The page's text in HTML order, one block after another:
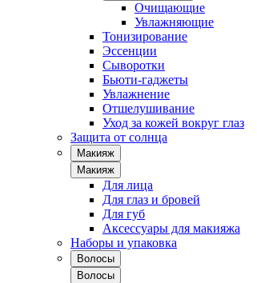
Очищающие
Увлажняющие
Тонизирование
Эссенции
Сыворотки
Бьюти-гаджеты
Увлажнение
Отшелушивание
Уход за кожей вокруг глаз
Защита от солнца
Макияж
Макияж
Для лица
Для глаз и бровей
Для губ
Аксессуары для макияжа
Наборы и упаковка
Волосы
Волосы